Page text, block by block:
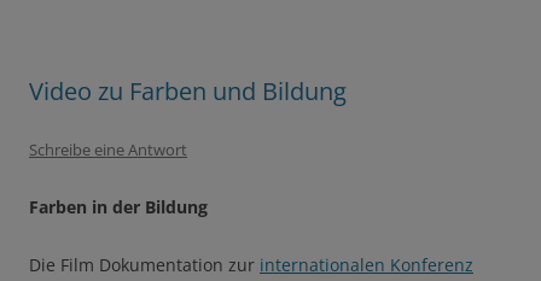
Video zu Farben und Bildung
Schreibe eine Antwort
Farben in der Bildung
Die Film Dokumentation zur internationalen Konferenz